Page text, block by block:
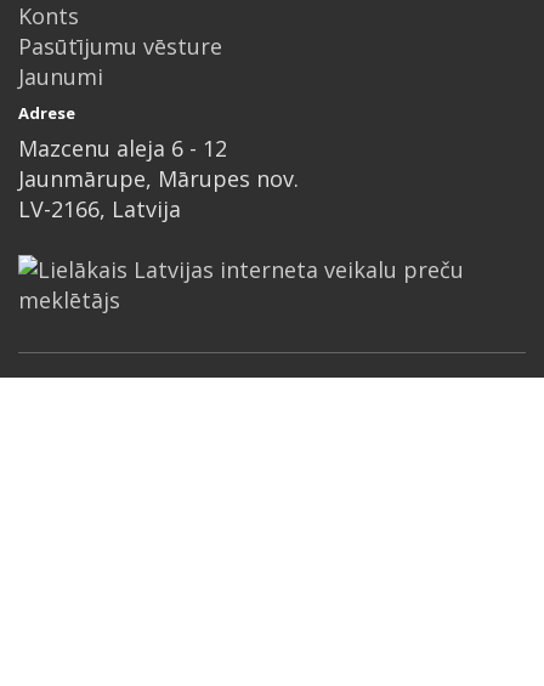
Konts
Pasūtījumu vēsture
Jaunumi
Adrese
Mazcenu aleja 6 - 12
Jaunmārupe, Mārupes nov.
LV-2166, Latvija